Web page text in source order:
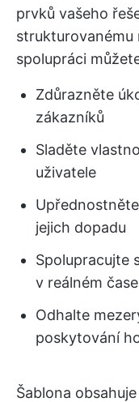
prvků vašeho
strukturovanému
spolupráci
Zdůrazněte
zákazníků
Sladěte
uživatele
jejich dopadu
Spolupracujte
v reálném čase
Odhalte
poskytování
Šablona